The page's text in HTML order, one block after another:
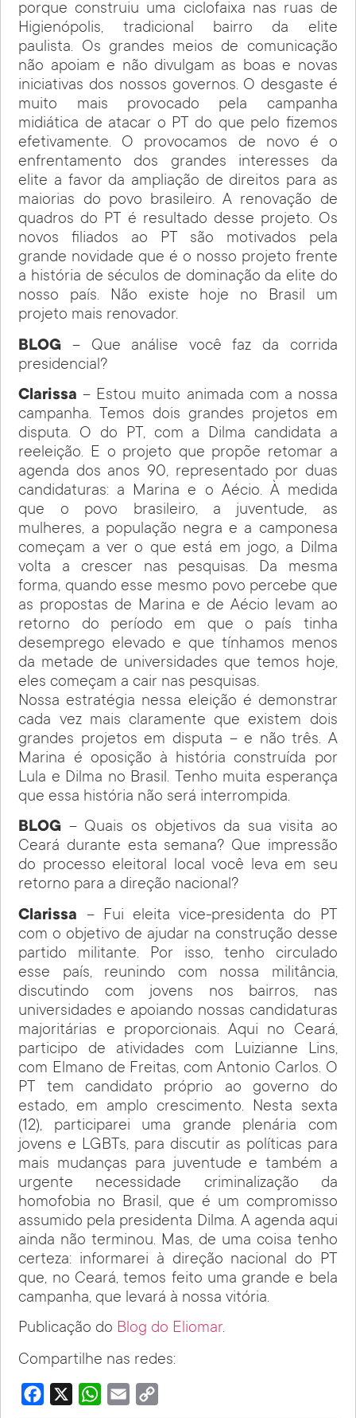
porque construiu uma ciclofaixa nas ruas de
Higienópolis, tradicional bairro da elite
paulista. Os grandes meios de comunicação
não apoiam e não divulgam as boas e novas
iniciativas dos nossos governos. O desgaste é
muito mais provocado pela campanha
midiática de atacar o PT do que pelo fizemos
efetivamente. O provocamos de novo é o
enfrentamento dos grandes interesses da
elite a favor da ampliação de direitos para as
maiorias do povo brasileiro. A renovação de
quadros do PT é resultado desse projeto. Os
novos filiados ao PT são motivados pela
grande novidade que é o nosso projeto frente
a história de séculos de dominação da elite do
nosso país. Não existe hoje no Brasil um
projeto mais renovador.
BLOG – Que análise você faz da corrida
presidencial?
Clarissa – Estou muito animada com a nossa
campanha. Temos dois grandes projetos em
disputa. O do PT, com a Dilma candidata a
reeleição. E o projeto que propõe retomar a
agenda dos anos 90, representado por duas
candidaturas: a Marina e o Aécio. À medida
que o povo brasileiro, a juventude, as
mulheres, a população negra e a camponesa
começam a ver o que está em jogo, a Dilma
volta a crescer nas pesquisas. Da mesma
forma, quando esse mesmo povo percebe que
as propostas de Marina e de Aécio levam ao
retorno do período em que o país tinha
desemprego elevado e que tínhamos menos
da metade de universidades que temos hoje,
eles começam a cair nas pesquisas.
Nossa estratégia nessa eleição é demonstrar
cada vez mais claramente que existem dois
grandes projetos em disputa – e não três. A
Marina é oposição à história construída por
Lula e Dilma no Brasil. Tenho muita esperança
que essa história não será interrompida.
BLOG – Quais os objetivos da sua visita ao
Ceará durante esta semana? Que impressão
do processo eleitoral local você leva em seu
retorno para a direção nacional?
Clarissa – Fui eleita vice-presidenta do PT
com o objetivo de ajudar na construção desse
partido militante. Por isso, tenho circulado
esse país, reunindo com nossa militância,
discutindo com jovens nos bairros, nas
universidades e apoiando nossas candidaturas
majoritárias e proporcionais. Aqui no Ceará,
participo de atividades com Luizianne Lins,
com Elmano de Freitas, com Antonio Carlos. O
PT tem candidato próprio ao governo do
estado, em amplo crescimento. Nesta sexta
(12), participarei uma grande plenária com
jovens e LGBTs, para discutir as políticas para
mais mudanças para juventude e também a
urgente necessidade criminalização da
homofobia no Brasil, que é um compromisso
assumido pela presidenta Dilma. A agenda aqui
ainda não terminou. Mas, de uma coisa tenho
certeza: informarei à direção nacional do PT
que, no Ceará, temos feito uma grande e bela
campanha, que levará à nossa vitória.
Publicação do Blog do Eliomar.
Compartilhe nas redes:
Facebook WhatsApp
Email